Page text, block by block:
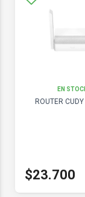
EN
ROUTER
$23.700